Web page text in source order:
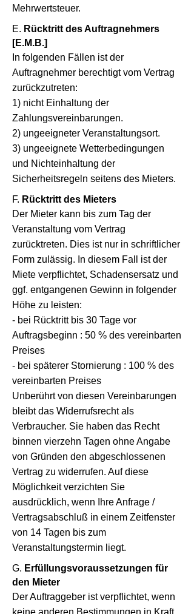
Mehrwertsteuer.
E. Rücktritt des Auftragnehmers
[E.M.B.]
In folgenden Fällen ist der
Auftragnehmer berechtigt vom Vertrag
zurückzutreten:
1) nicht Einhaltung der
Zahlungsvereinbarungen.
2) ungeeigneter Veranstaltungsort.
3) ungeeignete Wetterbedingungen
und Nichteinhaltung der
Sicherheitsregeln seitens des Mieters.
F. Rücktritt des Mieters
Der Mieter kann bis zum Tag der
Veranstaltung vom Vertrag
zurücktreten. Dies ist nur in schriftlicher
Form zulässig. In diesem Fall ist der
Miete verpflichtet, Schadensersatz und
ggf. entgangenen Gewinn in folgender
Höhe zu leisten:
- bei Rücktritt bis 30 Tage vor
Auftragsbeginn : 50 % des vereinbarten
Preises
- bei späterer Stornierung : 100 % des
vereinbarten Preises
Unberührt von diesen Vereinbarungen
bleibt das Widerrufsrecht als
Verbraucher. Sie haben das Recht
binnen vierzehn Tagen ohne Angabe
von Gründen den abgeschlossenen
Vertrag zu widerrufen. Auf diese
Möglichkeit verzichten Sie
ausdrücklich, wenn Ihre Anfrage /
Vertragsabschluß in einem Zeitfenster
von 14 Tagen bis zum
Veranstaltungstermin liegt.
G. Erfüllungsvoraussetzungen für
den Mieter
Der Auftraggeber ist verpflichtet, wenn
keine anderen Bestimmungen in Kraft